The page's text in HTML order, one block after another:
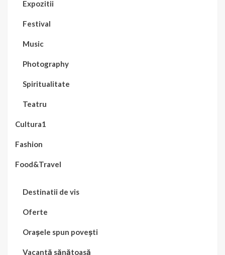
Expozitii
Festival
Music
Photography
Spiritualitate
Teatru
Cultura1
Fashion
Food&Travel
Destinatii de vis
Oferte
Orașele spun povești
Vacantă sănătoasă